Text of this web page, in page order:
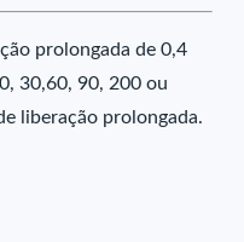
prolongada de 0,4
30,60, 90, 200 ou
liberação prolongada.